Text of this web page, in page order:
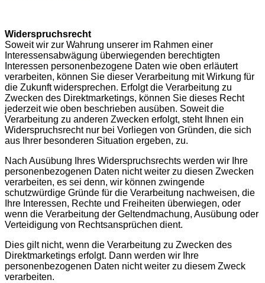
Widerspruchsrecht
Soweit wir zur Wahrung unserer im Rahmen einer
Interessensabwägung überwiegenden berechtigten
Interessen personenbezogene Daten wie oben erläutert
verarbeiten, können Sie dieser Verarbeitung mit Wirkung für
die Zukunft widersprechen. Erfolgt die Verarbeitung zu
Zwecken des Direktmarketings, können Sie dieses Recht
jederzeit wie oben beschrieben ausüben. Soweit die
Verarbeitung zu anderen Zwecken erfolgt, steht Ihnen ein
Widerspruchsrecht nur bei Vorliegen von Gründen, die sich
aus Ihrer besonderen Situation ergeben, zu.
Nach Ausübung Ihres Widerspruchsrechts werden wir Ihre
personenbezogenen Daten nicht weiter zu diesen Zwecken
verarbeiten, es sei denn, wir können zwingende
schutzwürdige Gründe für die Verarbeitung nachweisen, die
Ihre Interessen, Rechte und Freiheiten überwiegen, oder
wenn die Verarbeitung der Geltendmachung, Ausübung oder
Verteidigung von Rechtsansprüchen dient.
Dies gilt nicht, wenn die Verarbeitung zu Zwecken des
Direktmarketings erfolgt. Dann werden wir Ihre
personenbezogenen Daten nicht weiter zu diesem Zweck
verarbeiten.